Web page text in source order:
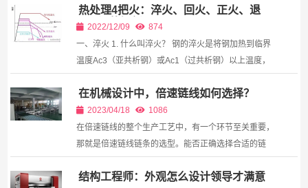
痛点，本文提出一种基于多智能体深度确定性策略梯
度...
热处理4把火：淬火、回火、正火、退
火，温故知新！
2022/12/09
874
一、淬火 1. 什么叫淬火？ 钢的淬火是将钢加热到临界
温度Ac3（亚共析钢）或Ac1（过共析钢）以上温度，
临界冷却速度的冷速快冷到Ms以下（或Ms附近等
温）...
在机械设计中，倍速链线如何选择？
2023/04/18
1086
在倍速链线的整个生产工艺中，有一个环节至关重要，
那就是倍速链线链条的选型。能否正确选择合适的链
线的选型步骤可以分为以下几步： 1、使用条件的确认
结构工程师：外观怎么设计领导才满意